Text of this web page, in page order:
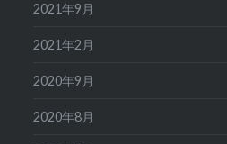
2021年9月
2021年2月
2020年9月
2020年8月